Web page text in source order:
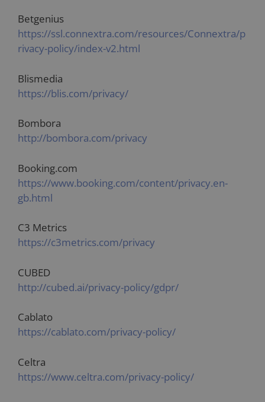
Betgenius
https://ssl.connextra.com/resources/Connextra/p
rivacy-policy/index-v2.html
Blismedia
https://blis.com/privacy/
Bombora
http://bombora.com/privacy
Booking.com
https://www.booking.com/content/privacy.en-
gb.html
C3 Metrics
https://c3metrics.com/privacy
CUBED
http://cubed.ai/privacy-policy/gdpr/
Cablato
https://cablato.com/privacy-policy/
Celtra
https://www.celtra.com/privacy-policy/